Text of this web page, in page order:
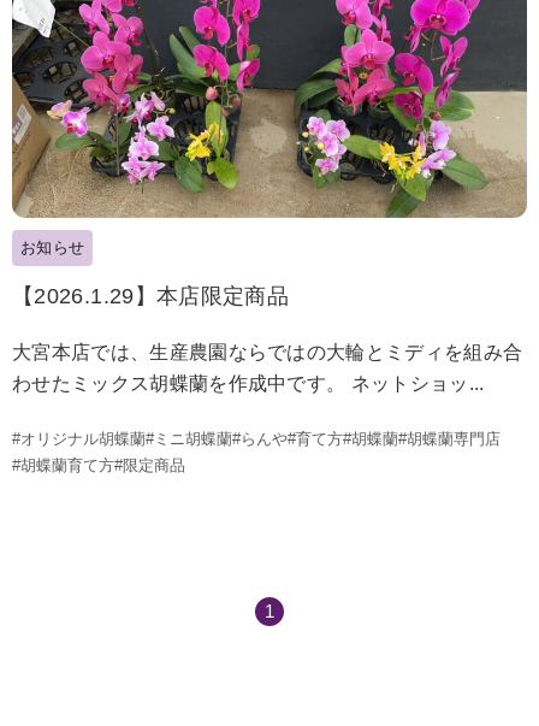
お知らせ
【2026.1.29】本店限定商品
大宮本店では、生産農園ならではの大輪とミディを組み合
わせたミックス胡蝶蘭を作成中です。 ネットショッ...
#オリジナル胡蝶蘭#ミニ胡蝶蘭#らんや#育て方#胡蝶蘭#胡蝶蘭専門店
#胡蝶蘭育て方#限定商品
1